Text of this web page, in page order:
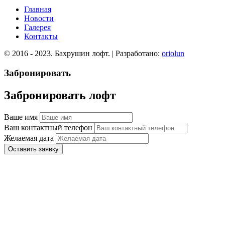
Главная
Новости
Галерея
Контакты
© 2016 - 2023. Бахрушин лофт. | Разработано: oriolun
Забронировать
Забронировать лофт
Ваше имя
Ваш контактный телефон
Желаемая дата
Оставить заявку